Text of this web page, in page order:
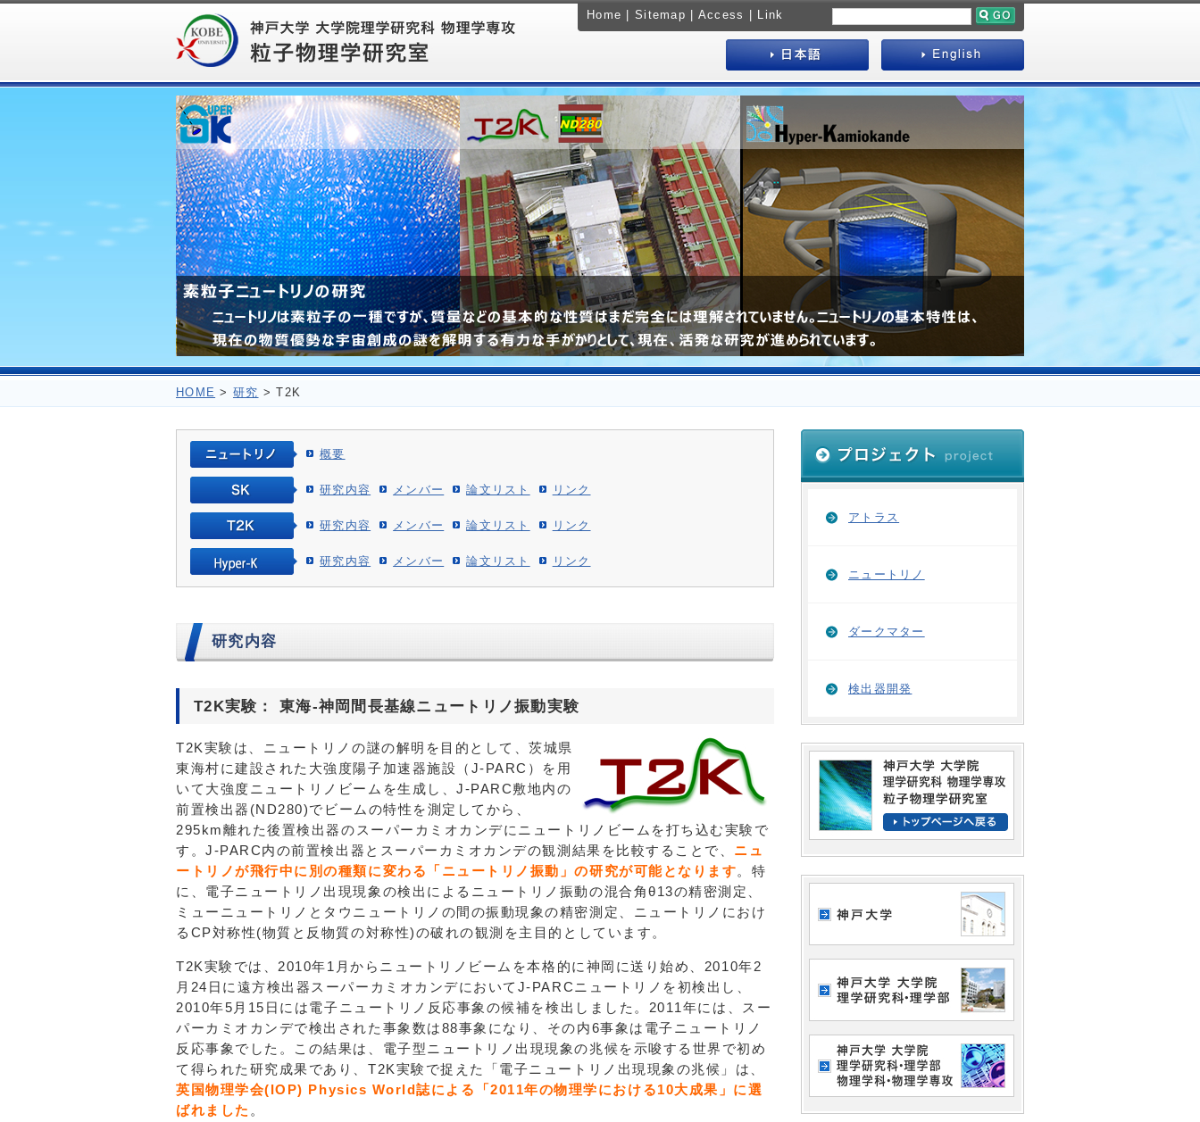
Home Sitemap Access Link
HOME > 研究 > T2K
概要
研究内容 メンバー 論文リスト リンク
研究内容 メンバー 論文リスト リンク
研究内容 メンバー 論文リスト リンク
研究内容
T2K実験： 東海-神岡間長基線ニュートリノ振動実験
T2K実験は、ニュートリノの謎の解明を目的として、茨城県
東海村に建設された大強度陽子加速器施設（J-PARC）を用
いて大強度ニュートリノビームを生成し、J-PARC敷地内の
前置検出器(ND280)でビームの特性を測定してから、
295km離れた後置検出器のスーパーカミオカンデにニュートリノビームを打ち込む実験で
す。J-PARC内の前置検出器とスーパーカミオカンデの観測結果を比較することで、 ニュ
ートリノが飛行中に別の種類に変わる「ニュートリノ振動」の研究が可能となります。特
に、電子ニュートリノ出現現象の検出によるニュートリノ振動の混合角θ13の精密測定、
ミューニュートリノとタウニュートリノの間の振動現象の精密測定、ニュートリノにおけ
るCP対称性(物質と反物質の対称性)の破れの観測を主目的としています。
T2K実験では、2010年1月からニュートリノビームを本格的に神岡に送り始め、2010年2
月24日に遠方検出器スーパーカミオカンデにおいてJ-PARCニュートリノを初検出し、
2010年5月15日には電子ニュートリノ反応事象の候補を検出しました。2011年には、スー
パーカミオカンデで検出された事象数は88事象になり、その内6事象は電子ニュートリノ
反応事象でした。この結果は、電子型ニュートリノ出現現象の兆候を示唆する世界で初め
て得られた研究成果であり、T2K実験で捉えた「電子ニュートリノ出現現象の兆候」は、
英国物理学会(IOP) Physics World誌による「2011年の物理学における10大成果」に選
ばれました 。
アトラス
ニュートリノ
ダークマター
検出器開発